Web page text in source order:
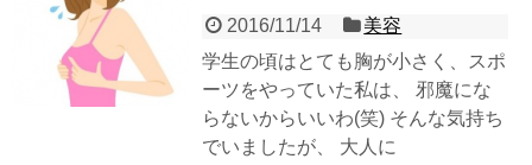
2016/11/14
美容
学生の頃はとても胸が小さく、スポ
ーツをやっていた私は、 邪魔にな
らないからいいわ(笑) そんな気持ち
でいましたが、 大人に